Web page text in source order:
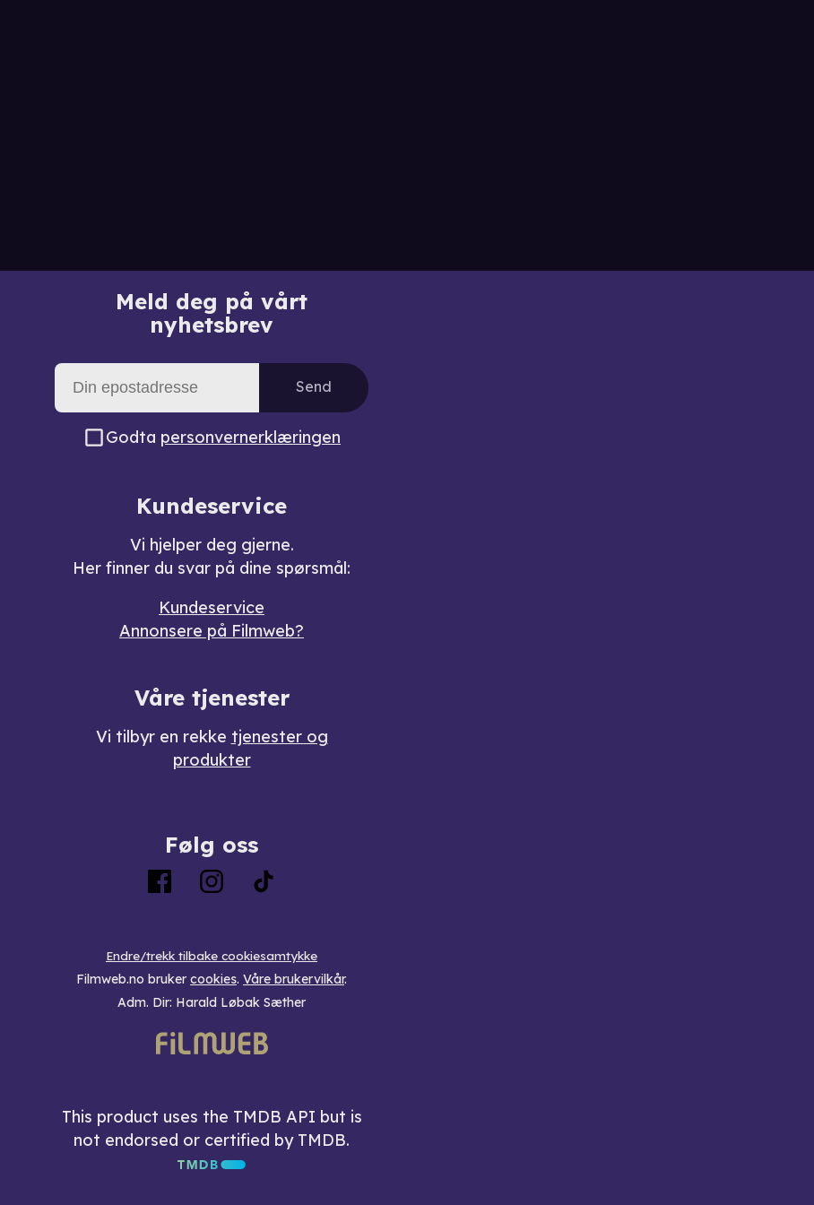
Meld deg på vårt
nyhetsbrev
Send
Godta personvernerklæringen
Kundeservice
Vi hjelper deg gjerne.
Her finner du svar på dine spørsmål:
Kundeservice
Annonsere på Filmweb?
Våre tjenester
Vi tilbyr en rekke tjenester og
produkter
Følg oss
Endre/trekk tilbake cookiesamtykke
Filmweb.no bruker cookies. Våre brukervilkår.
Adm. Dir: Harald Løbak Sæther
This product uses the TMDB API but is
not endorsed or certified by TMDB.